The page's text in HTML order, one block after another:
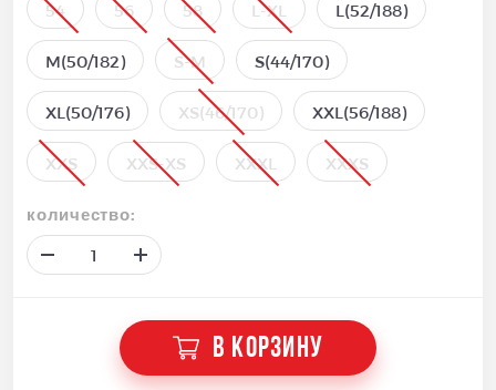
54 56 58 L-XL L(52/188)
M(50/182) S-M S(44/170)
XL(50/176) XS(46/170) XXL(56/188)
XXS XXS-XS XXXL XXXS
количество:
В КОРЗИНУ